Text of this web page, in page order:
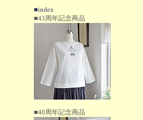
■index
■43周年記念商品
■40周年記念商品